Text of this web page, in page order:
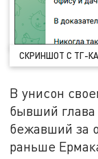
СКРИНШОТ С ТГ-
В унисон
бывший
бежавший за
раньше